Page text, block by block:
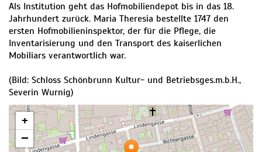
Als Institution geht das Hofmobiliendepot bis in das 18.
Jahrhundert zurück. Maria Theresia bestellte 1747 den
ersten Hofmobilieninspektor, der für die Pflege, die
Inventarisierung und den Transport des kaiserlichen
Mobiliars verantwortlich war.
(Bild: Schloss Schönbrunn Kultur- und Betriebsges.m.b.H.,
Severin Wurnig)
+
−